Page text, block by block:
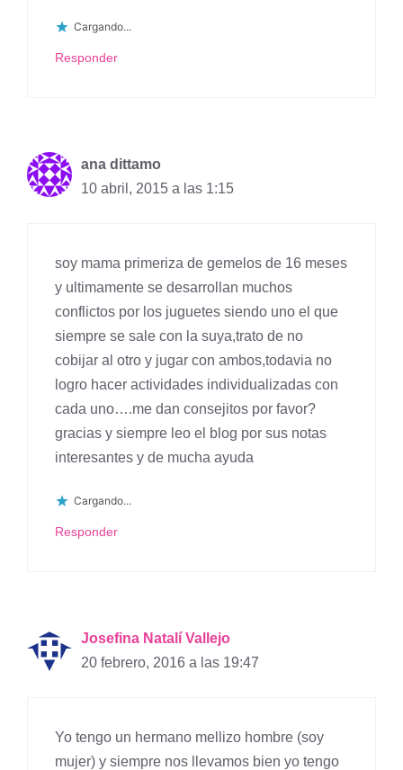
Cargando...
Responder
ana dittamo
10 abril, 2015 a las 1:15
soy mama primeriza de gemelos de 16 meses
y ultimamente se desarrollan muchos
conflictos por los juguetes siendo uno el que
siempre se sale con la suya,trato de no
cobijar al otro y jugar con ambos,todavia no
logro hacer actividades individualizadas con
cada uno….me dan consejitos por favor?
gracias y siempre leo el blog por sus notas
interesantes y de mucha ayuda
Cargando...
Responder
Josefina Natalí Vallejo
20 febrero, 2016 a las 19:47
Yo tengo un hermano mellizo hombre (soy
mujer) y siempre nos llevamos bien yo tengo